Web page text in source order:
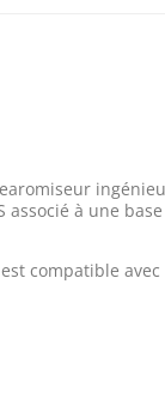
associé à une base
compatible avec